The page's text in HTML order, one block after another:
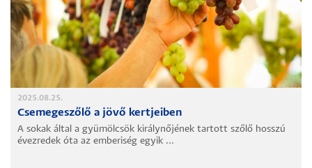
2025.08.25.
Csemegeszőlő a jövő kertjeiben
A sokak által a gyümölcsök királynőjének tartott szőlő hosszú
évezredek óta az emberiség egyik ...